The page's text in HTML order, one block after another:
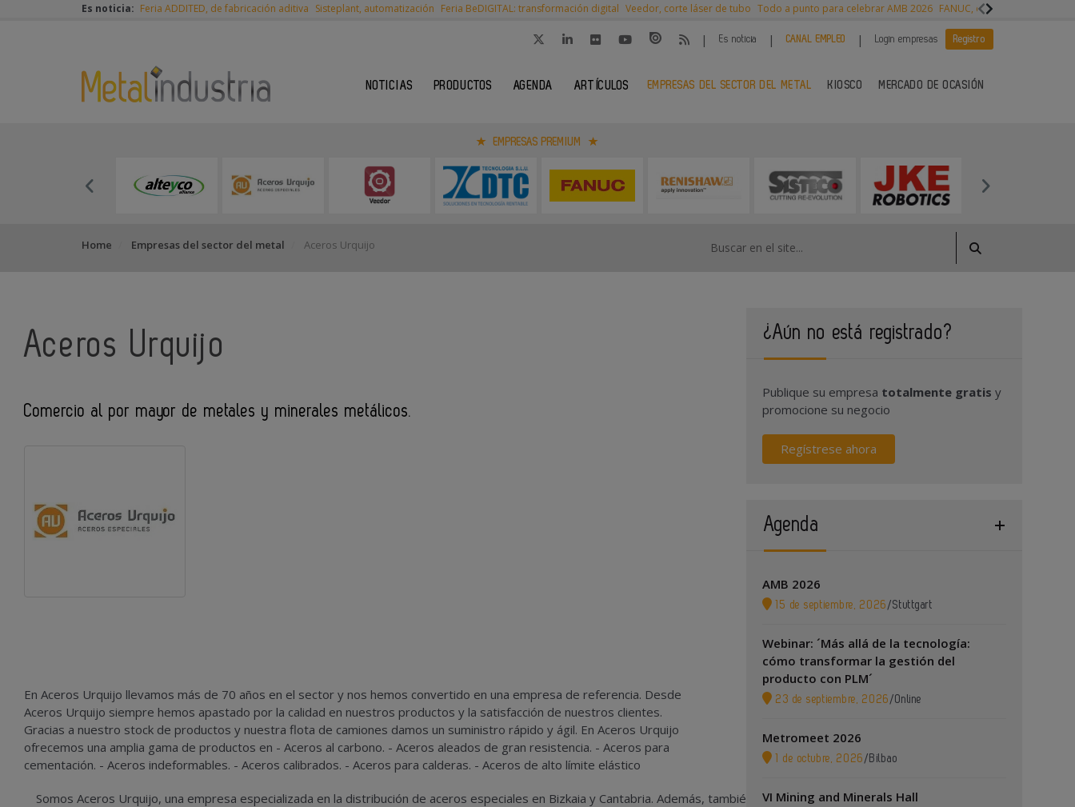
Es noticia: Feria ADDITED, de fabricación aditiva Sisteplant, automatización Feria BeDIGITAL: transformación digital Veedor, corte láser de tubo Todo a punto para celebrar AMB 2026 FANUC, colaboración con
| Es noticia | CANAL EMPLEO | Login empresas Registro
NOTICIAS PRODUCTOS AGENDA ARTÍCULOS EMPRESAS DEL SECTOR DEL METAL KIOSCO MERCADO DE OCASIÓN
EMPRESAS PREMIUM
Home Empresas del sector del metal Aceros Urquijo
Aceros Urquijo
Comercio al por mayor de metales y minerales metálicos.
En Aceros Urquijo llevamos más de 70 años en el sector y nos hemos convertido en una empresa de referencia. Desde
Aceros Urquijo siempre hemos apastado por la calidad en nuestros productos y la satisfacción de nuestros clientes.
Gracias a nuestro stock de productos y nuestra flota de camiones damos un suministro rápido y ágil. En Aceros Urquijo
ofrecemos una amplia gama de productos en - Aceros al carbono. - Aceros aleados de gran resistencia. - Aceros para
cementación. - Aceros indeformables. - Aceros calibrados. - Aceros para calderas. - Aceros de alto límite elástico
Somos Aceros Urquijo, una empresa especializada en la distribución de aceros especiales en Bizkaia y Cantabria. Además, también prestamos nuestros servicios
¿Aún no está registrado?
Publique su empresa totalmente gratis y
promocione su negocio
Regístrese ahora
Agenda
AMB 2026
15 de septiembre, 2026 /Stuttgart
Webinar: ´Más allá de la tecnología:
cómo transformar la gestión del
producto con PLM´
23 de septiembre, 2026 /Online
Metromeet 2026
1 de octubre, 2026 / Bilbao
VI Mining and Minerals Hall